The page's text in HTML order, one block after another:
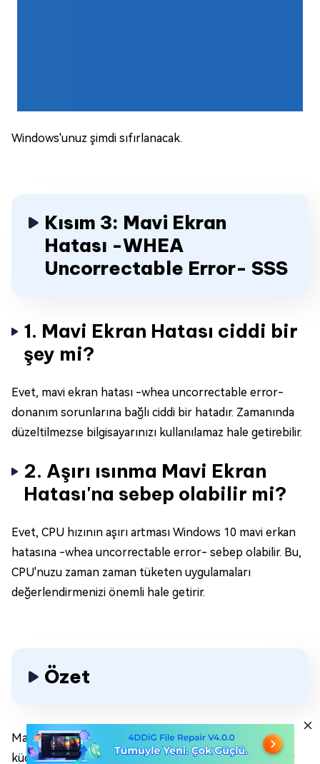
Windows'unuz şimdi sıfırlanacak.
Kısım 3: Mavi Ekran
Hatası -WHEA
Uncorrectable Error- SSS
1. Mavi Ekran Hatası ciddi bir
şey mi?
Evet, mavi ekran hatası -whea uncorrectable error-
donanım sorunlarına bağlı ciddi bir hatadır. Zamanında
düzeltilmezse bilgisayarınızı kullanılamaz hale getirebilir.
2. Aşırı ısınma Mavi Ekran
Hatası'na sebep olabilir mi?
Evet, CPU hızının aşırı artması Windows 10 mavi erkan
hatasına -whea uncorrectable error- sebep olabilir. Bu,
CPU'nuzu zaman zaman tüketen uygulamaları
değerlendirmenizi önemli hale getirir.
Özet
Mavi ekran hatası -whea uncorrectable error-
küçümsenecek bir durum değildir ve biz eğer böyle bir